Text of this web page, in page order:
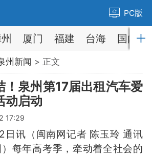
PC版
厦门 福建 台海 国内
州新闻 > 正文
泉州第17届出租汽车爱
动启动
17:29
讯（闽南网记者 陈玉玲 通讯
每年高考季，牵动着全社会的